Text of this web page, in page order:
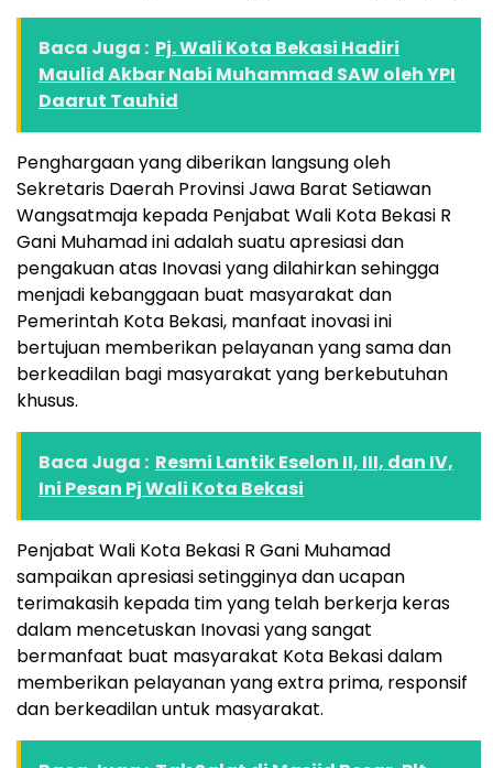
Baca Juga : Pj. Wali Kota Bekasi Hadiri
Maulid Akbar Nabi Muhammad SAW oleh YPI
Daarut Tauhid
Penghargaan yang diberikan langsung oleh
Sekretaris Daerah Provinsi Jawa Barat Setiawan
Wangsatmaja kepada Penjabat Wali Kota Bekasi R
Gani Muhamad ini adalah suatu apresiasi dan
pengakuan atas Inovasi yang dilahirkan sehingga
menjadi kebanggaan buat masyarakat dan
Pemerintah Kota Bekasi, manfaat inovasi ini
bertujuan memberikan pelayanan yang sama dan
berkeadilan bagi masyarakat yang berkebutuhan
khusus.
Baca Juga : Resmi Lantik Eselon II, III, dan IV,
Ini Pesan Pj Wali Kota Bekasi
Penjabat Wali Kota Bekasi R Gani Muhamad
sampaikan apresiasi setingginya dan ucapan
terimakasih kepada tim yang telah berkerja keras
dalam mencetuskan Inovasi yang sangat
bermanfaat buat masyarakat Kota Bekasi dalam
memberikan pelayanan yang extra prima, responsif
dan berkeadilan untuk masyarakat.